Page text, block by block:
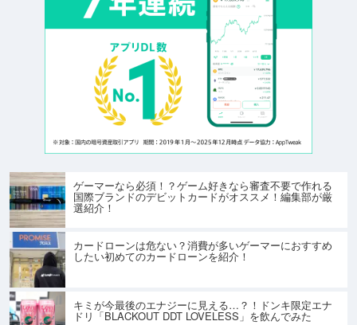
ゲーマーなら必須！？ゲーム好きなら審査不要で作れる
国際ブランドのデビットカードがオススメ！編集部が厳
選紹介！
カードローンは危ない？消費が多いゲーマーにおすすめ
したい初めてのカードローンを紹介！
キミが今最後のエナジーに見える…？！ドンキ限定エナ
ドリ「BLACKOUT DDT LOVELESS」を飲んでみた